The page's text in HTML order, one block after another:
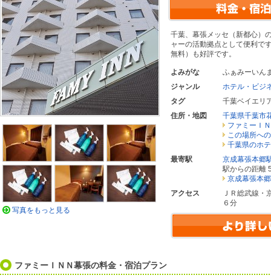
千葉、幕張メッセ（新都心）
ャーの活動拠点として便利で
無料）も好評です。
よみがな
ふぁみーいん
ジャンル
ホテル・ビジ
タグ
千葉ベイエリ
住所・地図
千葉県千葉市
ファミーＩ
この場所へ
千葉県のホ
最寄駅
京成幕張本郷
駅からの距離
京成幕張本
アクセス
ＪＲ総武線・
６分
写真をもっと見る
ファミーＩＮＮ幕張の料金・宿泊プラン